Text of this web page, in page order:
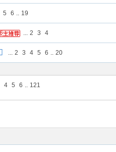
5 6 .. 19
... 2 3 4
... 2 3 4 5 6 .. 20
4 5 6 .. 121